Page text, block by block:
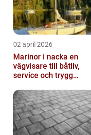
02 april 2026
Marinor i nacka en
vägvisare till båtliv,
service och trygg